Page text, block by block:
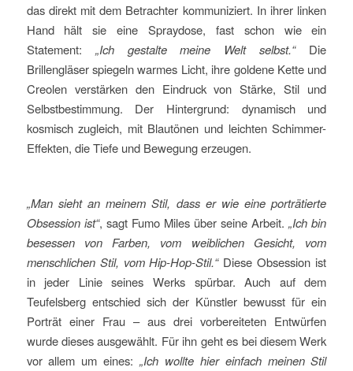
das direkt mit dem Betrachter kommuniziert. In ihrer linken
Hand hält sie eine Spraydose, fast schon wie ein
Statement: „Ich gestalte meine Welt selbst.“Die
Brillengläser spiegeln warmes Licht, ihre goldene Kette und
Creolen verstärken den Eindruck von Stärke, Stil und
Selbstbestimmung. Der Hintergrund: dynamisch und
kosmisch zugleich, mit Blautönen und leichten Schimmer-
Effekten, die Tiefe und Bewegung erzeugen.
„Man sieht an meinem Stil, dass er wie eine porträtierte
Obsession ist“, sagt Fumo Miles über seine Arbeit.„Ich bin
besessen von Farben, vom weiblichen Gesicht, vom
menschlichen Stil, vom Hip-Hop-Stil.“Diese Obsession ist
in jeder Linie seines Werks spürbar. Auch auf dem
Teufelsberg entschied sich der Künstler bewusst für ein
Porträt einer Frau – aus drei vorbereiteten Entwürfen
wurde dieses ausgewählt. Für ihn geht es bei diesem Werk
vor allem um eines:„Ich wollte hier einfach meinen Stil